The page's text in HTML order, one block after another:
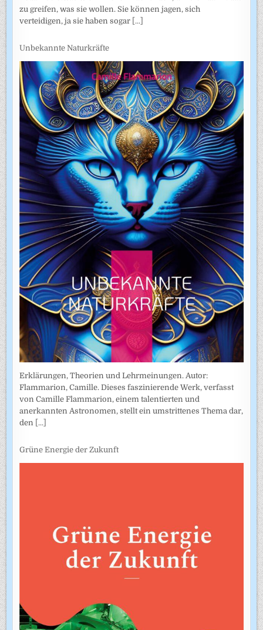
zu greifen, was sie wollen. Sie können jagen, sich
verteidigen, ja sie haben sogar [...]
Unbekannte Naturkräfte
Erklärungen, Theorien und Lehrmeinungen. Autor:
Flammarion, Camille. Dieses faszinierende Werk, verfasst
von Camille Flammarion, einem talentierten und
anerkannten Astronomen, stellt ein umstrittenes Thema dar,
den [...]
Grüne Energie der Zukunft